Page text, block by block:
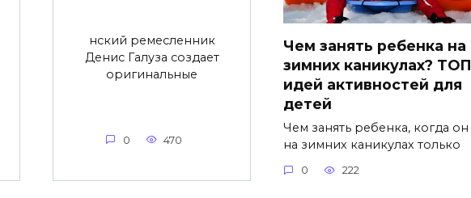
нский ремесленник
Денис Галуза создает
оригинальные
0 470
Чем занять ребенка на
зимних каникулах? ТОП
идей активностей для
детей
Чем занять ребенка, когда он
на зимних каникулах только
0 222